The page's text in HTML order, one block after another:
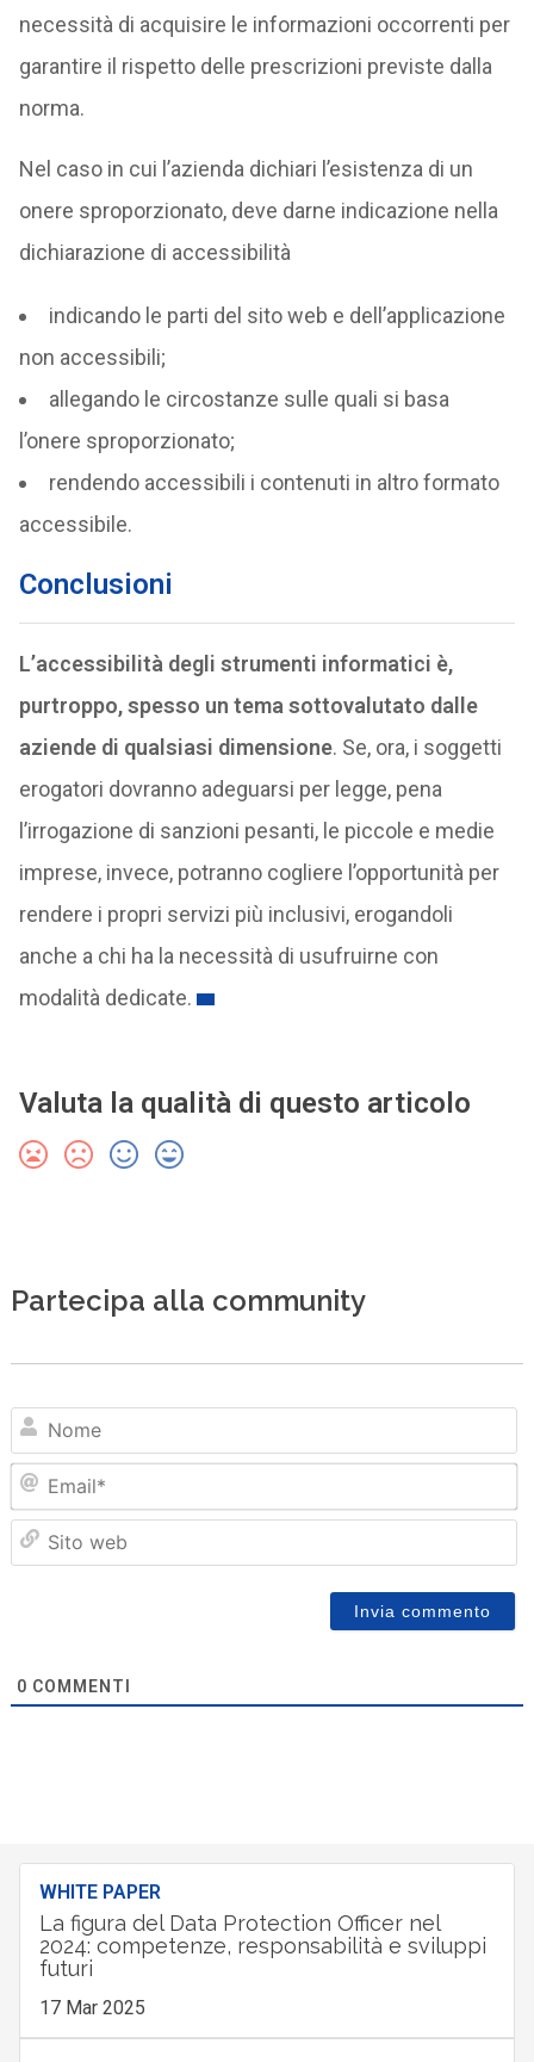
necessità di acquisire le informazioni occorrenti per
garantire il rispetto delle prescrizioni previste dalla
norma.
Nel caso in cui l’azienda dichiari l’esistenza di un
onere sproporzionato, deve darne indicazione nella
dichiarazione di accessibilità
indicando le parti del sito web e dell’applicazione
non accessibili;
allegando le circostanze sulle quali si basa
l’onere sproporzionato;
rendendo accessibili i contenuti in altro formato
accessibile.
Conclusioni
L’accessibilità degli strumenti informatici è,
purtroppo, spesso un tema sottovalutato dalle
aziende di qualsiasi dimensione. Se, ora, i soggetti
erogatori dovranno adeguarsi per legge, pena
l’irrogazione di sanzioni pesanti, le piccole e medie
imprese, invece, potranno cogliere l’opportunità per
rendere i propri servizi più inclusivi, erogandoli
anche a chi ha la necessità di usufruirne con
modalità dedicate.
Valuta la qualità di questo articolo
Partecipa alla community
0 COMMENTI
WHITE PAPER
La figura del Data Protection Officer nel
2024: competenze, responsabilità e sviluppi
futuri
17 Mar 2025